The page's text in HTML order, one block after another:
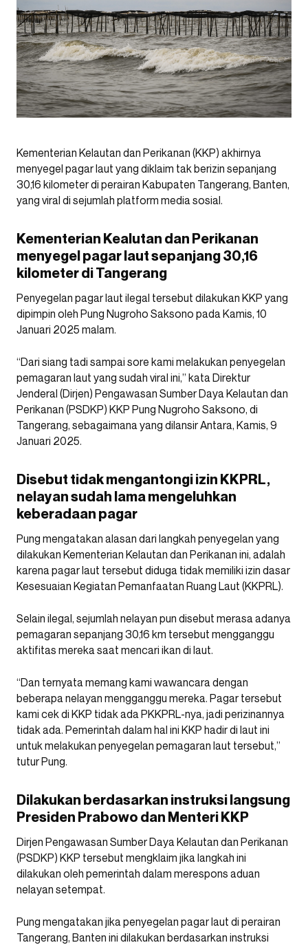
Kementerian Kelautan dan Perikanan (KKP) akhirnya
menyegel pagar laut yang diklaim tak berizin sepanjang
30,16 kilometer di perairan Kabupaten Tangerang, Banten,
yang viral di sejumlah platform media sosial.
Kementerian Kealutan dan Perikanan
menyegel pagar laut sepanjang 30,16
kilometer di Tangerang
Penyegelan pagar laut ilegal tersebut dilakukan KKP yang
dipimpin oleh Pung Nugroho Saksono pada Kamis, 10
Januari 2025 malam.
“Dari siang tadi sampai sore kami melakukan penyegelan
pemagaran laut yang sudah viral ini,” kata Direktur
Jenderal (Dirjen) Pengawasan Sumber Daya Kelautan dan
Perikanan (PSDKP) KKP Pung Nugroho Saksono, di
Tangerang, sebagaimana yang dilansir Antara, Kamis, 9
Januari 2025.
Disebut tidak mengantongi izin KKPRL,
nelayan sudah lama mengeluhkan
keberadaan pagar
Pung mengatakan alasan dari langkah penyegelan yang
dilakukan Kementerian Kelautan dan Perikanan ini, adalah
karena pagar laut tersebut diduga tidak memiliki izin dasar
Kesesuaian Kegiatan Pemanfaatan Ruang Laut (KKPRL).
Selain ilegal, sejumlah nelayan pun disebut merasa adanya
pemagaran sepanjang 30,16 km tersebut mengganggu
aktifitas mereka saat mencari ikan di laut.
“Dan ternyata memang kami wawancara dengan
beberapa nelayan mengganggu mereka. Pagar tersebut
kami cek di KKP tidak ada PKKPRL-nya, jadi perizinannya
tidak ada. Pemerintah dalam hal ini KKP hadir di laut ini
untuk melakukan penyegelan pemagaran laut tersebut,”
tutur Pung.
Dilakukan berdasarkan instruksi langsung
Presiden Prabowo dan Menteri KKP
Dirjen Pengawasan Sumber Daya Kelautan dan Perikanan
(PSDKP) KKP tersebut mengklaim jika langkah ini
dilakukan oleh pemerintah dalam merespons aduan
nelayan setempat.
Pung mengatakan jika penyegelan pagar laut di perairan
Tangerang, Banten ini dilakukan berdasarkan instruksi